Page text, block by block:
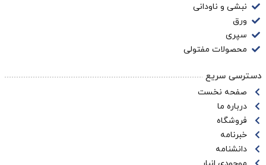
نبشی و ناودانی
ورق
سپری
محصولات مفتولی
دسترسی سریع
صفحه نخست
درباره ما
فروشگاه
خبرنامه
دانشنامه